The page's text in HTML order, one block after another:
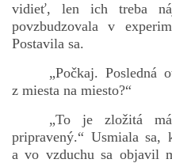
vidieť, len ich treba
povzbudzovala v
Postavila sa.
„Počkaj. Posledná
z miesta na miesto?“
„To je zložitá
pripravený.“ Usmiala
a vo vzduchu sa objavil